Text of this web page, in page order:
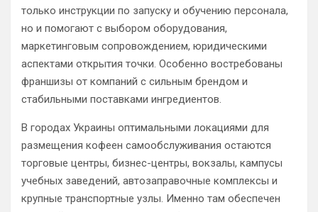
только инструкции по запуску и обучению персонала,
но и помогают с выбором оборудования,
маркетинговым сопровождением, юридическими
аспектами открытия точки. Особенно востребованы
франшизы от компаний с сильным брендом и
стабильными поставками ингредиентов.
В городах Украины оптимальными локациями для
размещения кофеен самообслуживания остаются
торговые центры, бизнес-центры, вокзалы, кампусы
учебных заведений, автозаправочные комплексы и
крупные транспортные узлы. Именно там обеспечен